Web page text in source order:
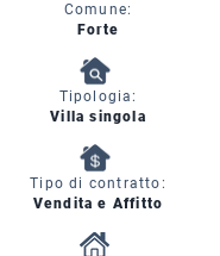
Comune:
Forte
Tipologia:
Villa singola
Tipo di contratto:
Vendita e Affitto